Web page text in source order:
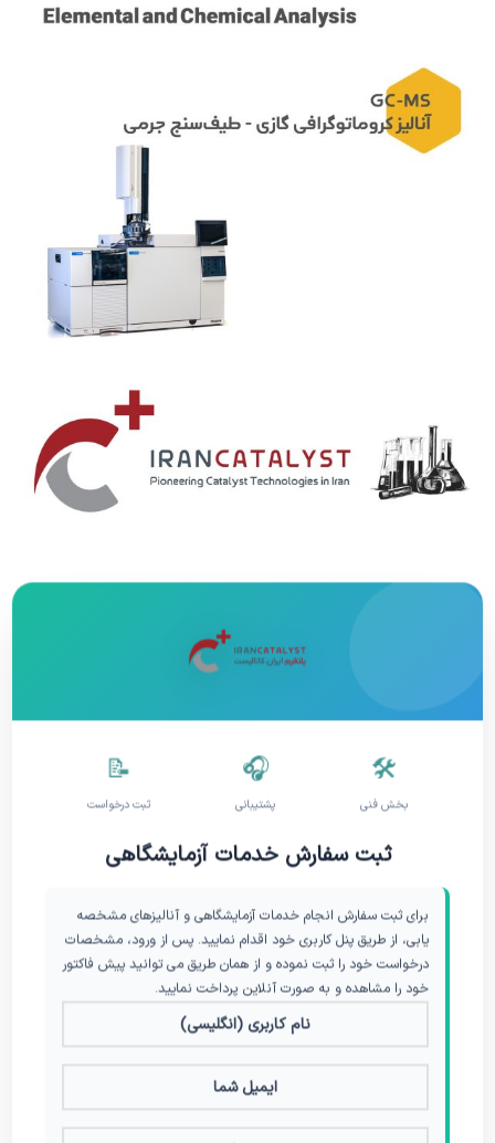
🛠️
بخش فنی
🎧
پشتیبانی
📝
ثبت درخواست
ثبت سفارش خدمات آزمایشگاهی
برای ثبت سفارش انجام خدمات آزمایشگاهی و آنالیزهای مشخصه
یابی، از طریق پنل کاربری خود اقدام نمایید. پس از ورود، مشخصات
درخواست خود را ثبت نموده و از همان طریق می توانید پیش فاکتور
خود را مشاهده و به صورت آنلاین پرداخت نمایید.